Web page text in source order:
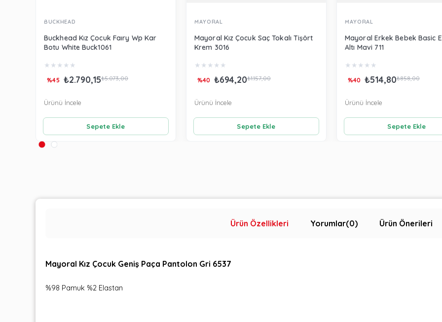
BUCKHEAD
Buckhead Kız Çocuk Faıry Wp Kar
Botu White Buck1061
★ ★ ★ ★ ★
₺2.790,15₺5.073,00
%45
Sepete Ekle
Ürünü İncele
MAYORAL
Mayoral Kız Çocuk Saç Tokalı Tişört
Krem 3016
★ ★ ★ ★ ★
₺694,20₺1.157,00
%40
Sepete Ekle
Ürünü İncele
MAYORAL
Mayoral Erkek Bebek Basic
Altı Mavi 711
★ ★ ★ ★ ★
₺514,80₺858,00
%40
Sepete Ekle
Ürünü İncele
Ürün Özellikleri Yorumlar(0) Ürün Önerileri
Mayoral Kız Çocuk Geniş Paça Pantolon Gri 6537
%98 Pamuk %2 Elastan